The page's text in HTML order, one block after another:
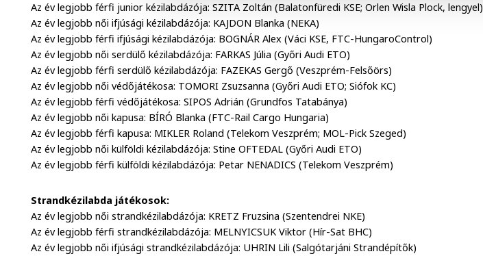
Az év legjobb férfi junior kézilabdázója: SZITA Zoltán (Balatonfüredi KSE; Orlen Wisla Plock, lengyel)
Az év legjobb női ifjúsági kézilabdázója: KAJDON Blanka (NEKA)
Az év legjobb férfi ifjúsági kézilabdázója: BOGNÁR Alex (Váci KSE, FTC-HungaroControl)
Az év legjobb női serdülő kézilabdázója: FARKAS Júlia (Győri Audi ETO)
Az év legjobb férfi serdülő kézilabdázója: FAZEKAS Gergő (Veszprém-Felsőörs)
Az év legjobb női védőjátékosa: TOMORI Zsuzsanna (Győri Audi ETO; Siófok KC)
Az év legjobb férfi védőjátékosa: SIPOS Adrián (Grundfos Tatabánya)
Az év legjobb női kapusa: BÍRÓ Blanka (FTC-Rail Cargo Hungaria)
Az év legjobb férfi kapusa: MIKLER Roland (Telekom Veszprém; MOL-Pick Szeged)
Az év legjobb női külföldi kézilabdázója: Stine OFTEDAL (Győri Audi ETO)
Az év legjobb férfi külföldi kézilabdázója: Petar NENADICS (Telekom Veszprém)
Strandkézilabda játékosok:
Az év legjobb női strandkézilabdázója: KRETZ Fruzsina (Szentendrei NKE)
Az év legjobb férfi strandkézilabdázója: MELNYICSUK Viktor (Hír-Sat BHC)
Az év legjobb női ifjúsági strandkézilabdázója: UHRIN Lili (Salgótarjáni Strandépítők)